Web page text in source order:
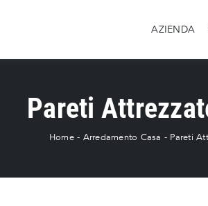
AZIENDA
Pareti
Home- Arredamento Casa - Pareti